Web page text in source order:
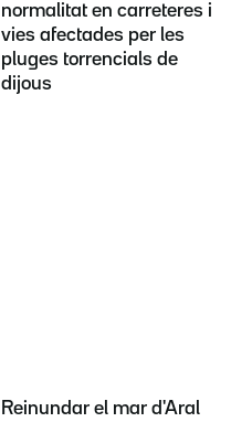
normalitat en carreteres i
vies afectades per les
pluges torrencials de
dijous
Reinundar el mar d'Aral